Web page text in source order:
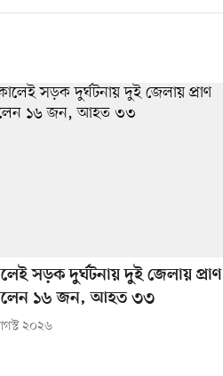
সড়ক দুর্ঘটনায় দুই জেলায় প্রাণ
১৬ জন, আহত ৩৩
২০২৬